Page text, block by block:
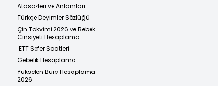
Atasözleri ve Anlamları
Türkçe Deyimler Sözlüğü
Çin Takvimi 2026 ve Bebek
Cinsiyeti Hesaplama
İETT Sefer Saatleri
Gebelik Hesaplama
Yükselen Burç Hesaplama
2026